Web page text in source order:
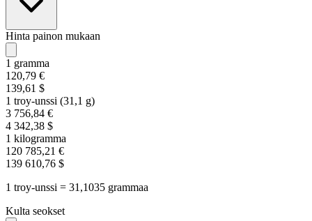
Hinta painon mukaan
1 gramma
120,79 €
139,61 $
1 troy-unssi (31,1 g)
3 756,84 €
4 342,38 $
1 kilogramma
120 785,21 €
139 610,76 $
1 troy-unssi = 31,1035 grammaa
Kulta seokset